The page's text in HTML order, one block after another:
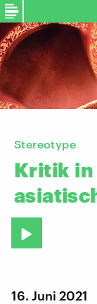
Stereotype
Kritik in
16. Juni 2021